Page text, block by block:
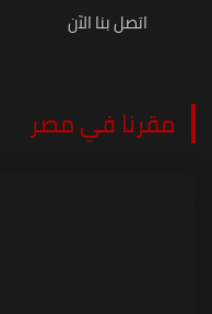
اتصل بنا الآن
مقرنا في مصر